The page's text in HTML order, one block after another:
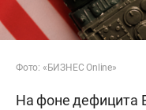
Фото: «БИЗНЕС Online»
На фоне дефицита